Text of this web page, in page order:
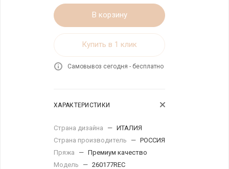
В корзину
Купить в 1 клик
Самовывоз сегодня - бесплатно
ХАРАКТЕРИСТИКИ
Страна дизайна — ИТАЛИЯ
Страна производитель
— РОССИЯ
Пряжа
— Премиум качество
Модель
— 260177REC